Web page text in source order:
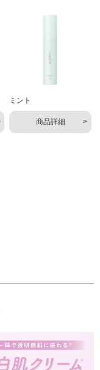
ミント
商品詳細